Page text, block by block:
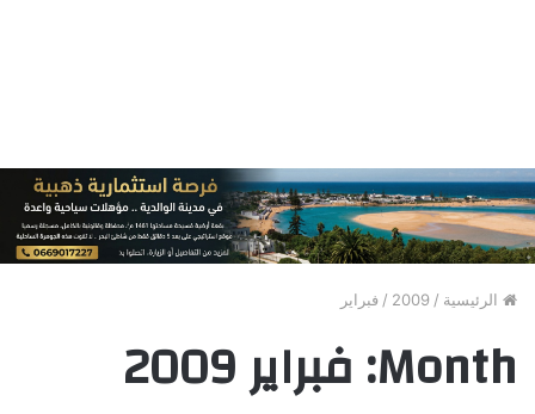
الرئيسية /
2009
/ فبراير
Month: فبراير 2009